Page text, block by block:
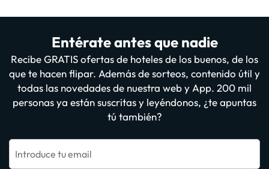
Entérate antes que nadie
Recibe GRATIS ofertas de hoteles de los buenos, de los
que te hacen flipar. Además de sorteos, contenido útil y
todas las novedades de nuestra web y App. 200 mil
personas ya están suscritas y leyéndonos, ¿te apuntas
tú también?
Introduce tu email